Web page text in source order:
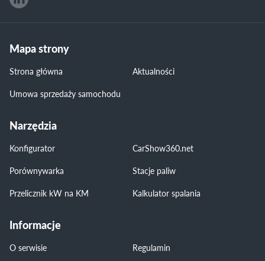
Mapa strony
Strona główna
Aktualności
Umowa sprzedaży samochodu
Narzędzia
Konfigurator
CarShow360.net
Porównywarka
Stacje paliw
Przelicznik kW na KM
Kalkulator spalania
Informacje
O serwisie Regulamin